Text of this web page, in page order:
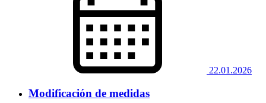
22.01.2026
Modificación de medidas